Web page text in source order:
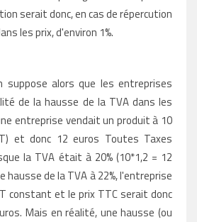
serait donc, en cas de répercution
les prix, d'environ 1%.
suppose alors que les entreprises
de la hausse de la TVA dans les
entreprise vendait un produit à 10
et donc 12 euros Toutes Taxes
la TVA était à 20% (10*1,2 = 12
hausse de la TVA à 22%, l'entreprise
constant et le prix TTC serait donc
Mais en réalité, une hausse (ou